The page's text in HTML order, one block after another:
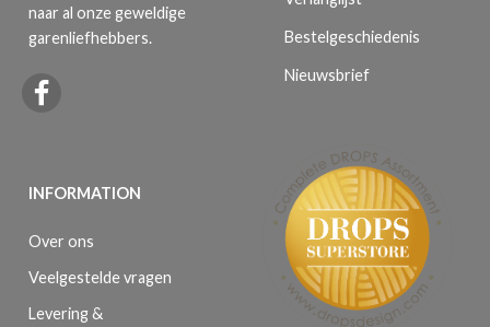
naar al onze geweldige
garenliefhebbers.
INFORMATION
Over ons
Veelgestelde vragen
Levering &
Bestelgeschiedenis
Nieuwsbrief